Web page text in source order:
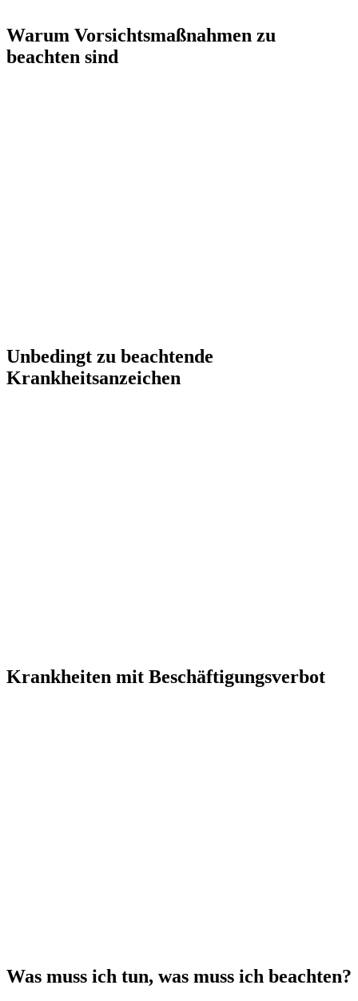
Warum Vorsichtsmaßnahmen zu
beachten sind
Unbedingt zu beachtende
Krankheitsanzeichen
Krankheiten mit Beschäftigungsverbot
Was muss ich tun, was muss ich beachten?